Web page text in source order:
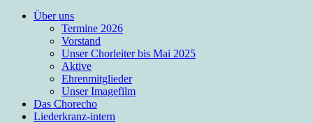
Über uns
Termine 2026
Vorstand
Unser Chorleiter bis Mai 2025
Aktive
Ehrenmitglieder
Unser Imagefilm
Das Chorecho
Liederkranz-intern